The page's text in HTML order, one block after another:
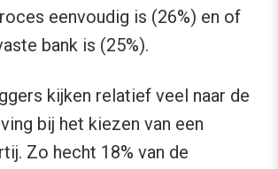
eenvoudig is (26%) en of
bank is (25%).
kijken relatief veel naar de
bij het kiezen van een
Zo hecht 18% van de